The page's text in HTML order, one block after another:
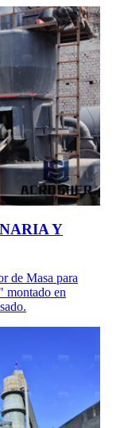
Y
de Masa para
montado en